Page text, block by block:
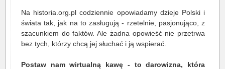
Na historia.org.pl codziennie opowiadamy dzieje Polski i
świata tak, jak na to zasługują - rzetelnie, pasjonująco, z
szacunkiem do faktów. Ale żadna opowieść nie przetrwa
bez tych, którzy chcą jej słuchać i ją wspierać.
Postaw nam wirtualną kawę - to darowizna, która